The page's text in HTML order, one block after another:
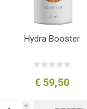
Hydra Booster
€ 59,50
i